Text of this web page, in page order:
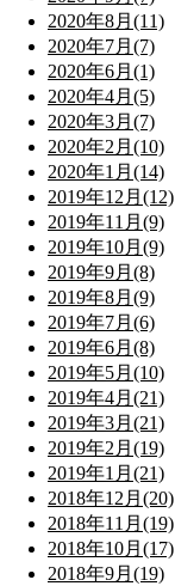
2020年8月(11)
2020年7月(7)
2020年6月(1)
2020年4月(5)
2020年3月(7)
2020年2月(10)
2020年1月(14)
2019年12月(12)
2019年11月(9)
2019年10月(9)
2019年9月(8)
2019年8月(9)
2019年7月(6)
2019年6月(8)
2019年5月(10)
2019年4月(21)
2019年3月(21)
2019年2月(19)
2019年1月(21)
2018年12月(20)
2018年11月(19)
2018年10月(17)
2018年9月(19)